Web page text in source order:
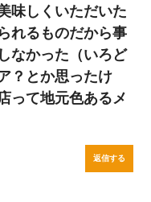
味しくいただいた
れるものだから事
なかった（いろど
？とか思ったけ
って地元色あるメ
返信する